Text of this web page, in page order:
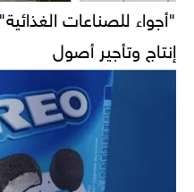
"أجواء للصناعات
إنتاج وتأجير أصول